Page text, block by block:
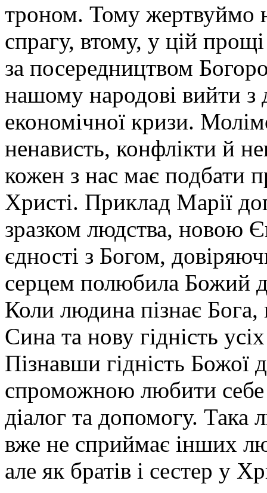
троном. Тому жертвуймо
спрагу, втому, у цій
за посередництвом
нашому народові вийти з
економічної кризи.
ненависть, конфлікти й
кожен з нас має подбати
Христі. Приклад Марії
зразком людства, новою
єдності з Богом,
серцем полюбила Божий
Коли людина пізнає Бога,
Сина та нову гідність
Пізнавши гідність Божої
спроможною любити себе
діалог та допомогу.
вже не сприймає інших
але як братів і сестер у